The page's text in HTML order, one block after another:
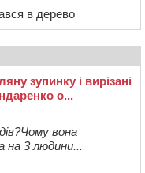
в дерево
зупинку і вирізані
о...
вона
на 3 людини...